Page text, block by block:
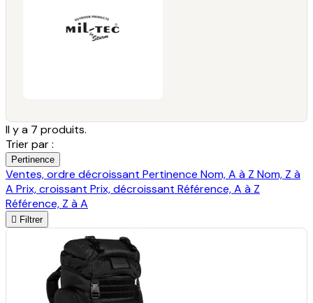
Il y a 7 produits.
Trier par :
Pertinence
Ventes, ordre décroissant Pertinence Nom, A à Z Nom, Z à
A Prix, croissant Prix, décroissant Référence, A à Z
Référence, Z à A
 Filtrer